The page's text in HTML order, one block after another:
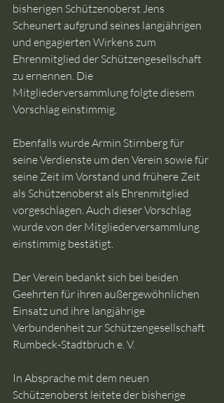
bisherigen Schützenoberst Jens
Scheunert aufgrund seines langjährigen
und engagierten Wirkens zum
Ehrenmitglied der Schützengesellschaft
zu ernennen. Die
Mitgliederversammlung folgte diesem
Vorschlag einstimmig.
Ebenfalls wurde Armin Stirnberg für
seine Verdienste um den Verein sowie für
seine Zeit im Vorstand und frühere Zeit
als Schützenoberst als Ehrenmitglied
vorgeschlagen. Auch dieser Vorschlag
wurde von der Mitgliederversammlung
einstimmig bestätigt.
Der Verein bedankt sich bei beiden
Geehrten für ihren außergewöhnlichen
Einsatz und ihre langjährige
Verbundenheit zur Schützengesellschaft
Rumbeck-Stadtbruch e. V.
In Absprache mit dem neuen
Schützenoberst leitete der bisherige